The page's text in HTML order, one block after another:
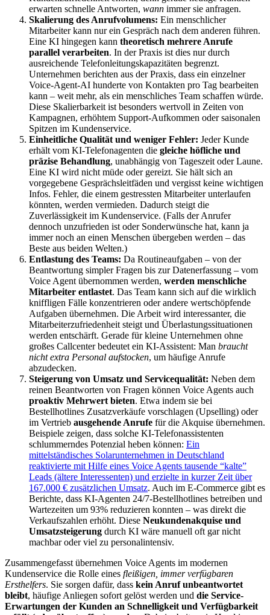
erwarten schnelle Antworten, wann immer sie anfragen.
Skalierung des Anrufvolumens: Ein menschlicher
Mitarbeiter kann nur ein Gespräch nach dem anderen führen.
Eine KI hingegen kann theoretisch mehrere Anrufe
parallel verarbeiten. In der Praxis ist dies nur durch
ausreichende Telefonleitungskapazitäten begrenzt.
Unternehmen berichten aus der Praxis, dass ein einzelner
Voice-Agent-AI hunderte von Kontakten pro Tag bearbeiten
kann – weit mehr, als ein menschliches Team schaffen würde.
Diese Skalierbarkeit ist besonders wertvoll in Zeiten von
Kampagnen, erhöhtem Support-Aufkommen oder saisonalen
Spitzen im Kundenservice.
Einheitliche Qualität und weniger Fehler: Jeder Kunde
erhält vom KI-Telefonagenten die gleiche höfliche und
präzise Behandlung, unabhängig von Tageszeit oder Laune.
Eine KI wird nicht müde oder gereizt. Sie hält sich an
vorgegebene Gesprächsleitfäden und vergisst keine wichtigen
Infos. Fehler, die einem gestressten Mitarbeiter unterlaufen
könnten, werden vermieden. Dadurch steigt die
Zuverlässigkeit im Kundenservice. (Falls der Anrufer
dennoch unzufrieden ist oder Sonderwünsche hat, kann ja
immer noch an einen Menschen übergeben werden – das
Beste aus beiden Welten.)
Entlastung des Teams: Da Routineaufgaben – von der
Beantwortung simpler Fragen bis zur Datenerfassung – vom
Voice Agent übernommen werden, werden menschliche
Mitarbeiter entlastet. Das Team kann sich auf die wirklich
kniffligen Fälle konzentrieren oder andere wertschöpfende
Aufgaben übernehmen. Die Arbeit wird interessanter, die
Mitarbeiterzufriedenheit steigt und Überlastungssituationen
werden entschärft. Gerade für kleine Unternehmen ohne
großes Callcenter bedeutet ein KI-Assistent: Man braucht
nicht extra Personal aufstocken, um häufige Anrufe
abzudecken.
Steigerung von Umsatz und Servicequalität: Neben dem
reinen Beantworten von Fragen können Voice Agents auch
proaktiv Mehrwert bieten. Etwa indem sie bei
Bestellhotlines Zusatzverkäufe vorschlagen (Upselling) oder
im Vertrieb ausgehende Anrufe für die Akquise übernehmen.
Beispiele zeigen, dass solche KI-Telefonassistenten
schlummerndes Potenzial heben können: Ein
mittelständisches Solarunternehmen in Deutschland
reaktivierte mit Hilfe eines Voice Agents tausende “kalte”
Leads (ältere Interessenten) und erzielte in kurzer Zeit über
167.000 € zusätzlichen Umsatz. Auch im E-Commerce gibt es
Berichte, dass KI-Agenten 24/7-Bestellhotlines betreiben und
Wartezeiten um 93% reduzieren konnten – was direkt die
Verkaufszahlen erhöht. Diese Neukundenakquise und
Umsatzsteigerung durch KI wäre manuell oft gar nicht
machbar oder viel zu personalintensiv.
Zusammengefasst übernehmen Voice Agents im modernen
Kundenservice die Rolle eines fleißigen, immer verfügbaren
Ersthelfers. Sie sorgen dafür, dass kein Anruf unbeantwortet
bleibt, häufige Anliegen sofort gelöst werden und die Service-
Erwartungen der Kunden an Schnelligkeit und Verfügbarkeit